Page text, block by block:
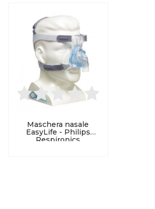
Maschera nasale
EasyLife - Philips
Respironics